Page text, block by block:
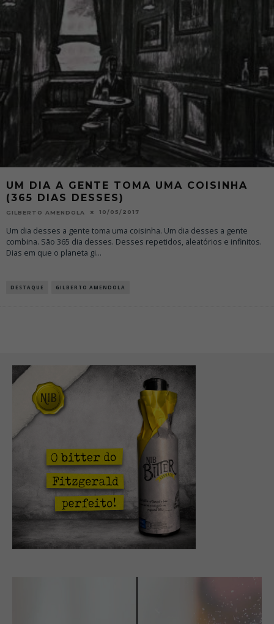
UM DIA A GENTE TOMA UMA COISINHA
(365 DIAS DESSES)
GILBERTO AMENDOLA 10/05/2017
Um dia desses a gente toma uma coisinha. Um dia desses a gente
combina. São 365 dia desses. Desses repetidos, aleatórios e infinitos.
Dias em que o planeta gi...
DESTAQUE GILBERTO AMENDOLA